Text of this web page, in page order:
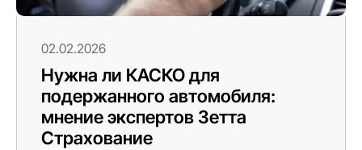
02.02.2026
Нужна ли КАСКО для
подержанного автомобиля:
мнение экспертов Зетта
Страхование